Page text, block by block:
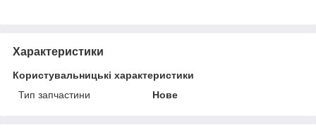
Характеристики
Користувальницькі характеристики
Тип запчастини
Нове